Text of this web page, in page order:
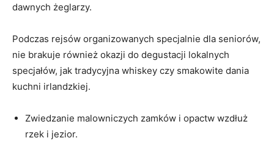
dawnych żeglarzy.
Podczas rejsów organizowanych specjalnie dla⁤ seniorów,
nie‌ brakuje również okazji do degustacji lokalnych
specjałów, jak‌ tradycyjna whiskey czy smakowite dania
kuchni irlandzkiej.
Zwiedzanie malowniczych zamków​ i opactw wzdłuż
rzek i jezior.